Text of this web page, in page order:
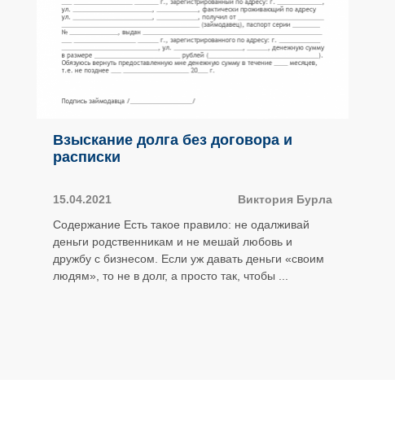
Взыскание долга без договора и
расписки
15.04.2021
Виктория Бурла
Содержание Есть такое правило: не одалживай
деньги родственникам и не мешай любовь и
дружбу с бизнесом. Если уж давать деньги «своим
людям», то не в долг, а просто так, чтобы ...